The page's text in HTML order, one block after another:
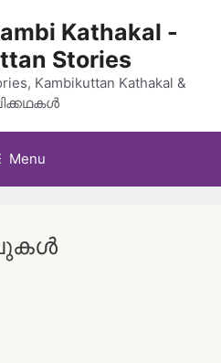
Kathakal -
Stories
Kambikuttan Kathakal &
Menu